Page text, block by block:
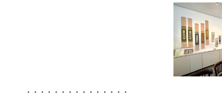
・・・・・・・・・・・・・・・